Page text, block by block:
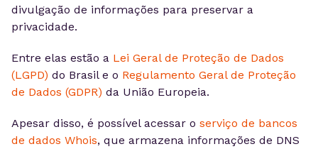
divulgação de informações para preservar a
privacidade.
Entre elas estão a Lei Geral de Proteção de Dados
(LGPD) do Brasil e o Regulamento Geral de Proteção
de Dados (GDPR) da União Europeia.
Apesar disso, é possível acessar o serviço de bancos
de dados Whois, que armazena informações de DNS